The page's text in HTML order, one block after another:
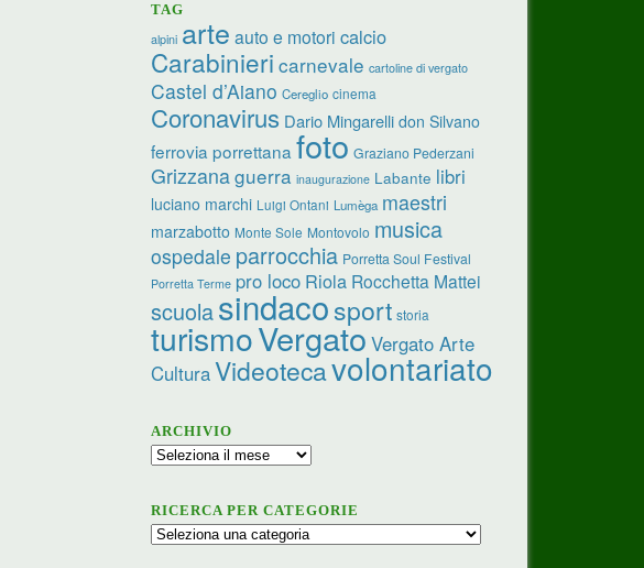
TAG
alpini arte auto e motori calcio
Carabinieri carnevale cartoline di vergato
Castel d’Aiano Cereglio cinema
Coronavirus Dario Mingarelli don Silvano
ferrovia porrettana foto Graziano Pederzani
Grizzanaguerra inaugurazione Labante libri
luciano marchi Luigi Ontani Lumèga maestri
marzabotto Monte Sole Montovolo musica
ospedale parrocchia Porretta Soul Festival
Porretta Terme pro loco Riola Rocchetta Mattei
scuolasindacosport storia
turismoVergato Vergato Arte
CulturaVideotecavolontariato
ARCHIVIO
Archivio
RICERCA PER CATEGORIE
Ricerca